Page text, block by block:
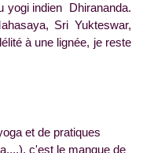
indien Dhirananda.
Sri Yukteswar,
à une lignée, je reste
et de pratiques
c'est le manque de